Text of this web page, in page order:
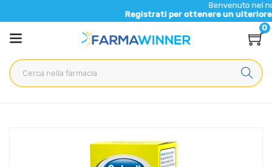
Benvenuto nel nuovo sito
Registrati per ottenere un ulteriore 5% di
0
Pelle Secca 50 ml